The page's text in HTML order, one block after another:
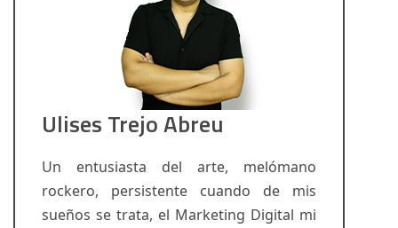
Ulises Trejo Abreu
Un entusiasta del arte, melómano
rockero, persistente cuando de mis
sueños se trata, el Marketing Digital mi